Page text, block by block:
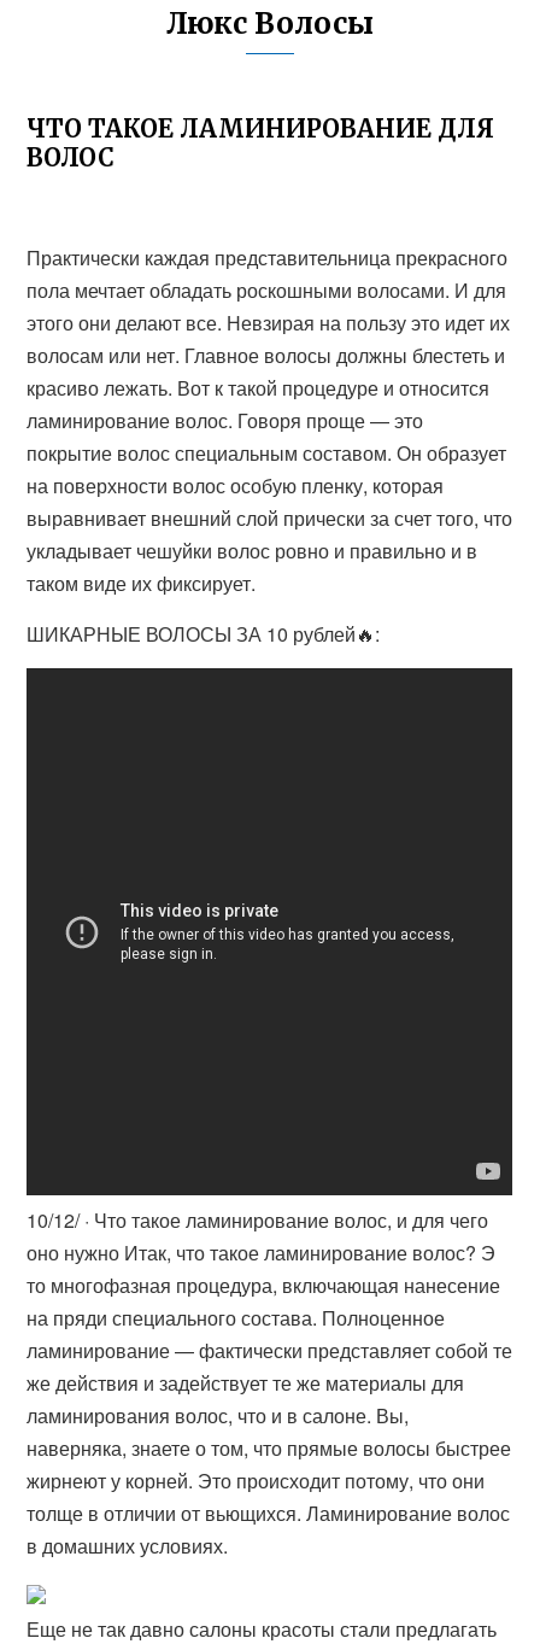
Люкс Волосы
ЧТО ТАКОЕ ЛАМИНИРОВАНИЕ ДЛЯ
ВОЛОС
Практически каждая представительница прекрасного
пола мечтает обладать роскошными волосами. И для
этого они делают все. Невзирая на пользу это идет их
волосам или нет. Главное волосы должны блестеть и
красиво лежать. Вот к такой процедуре и относится
ламинирование волос. Говоря проще — это
покрытие волос специальным составом. Он образует
на поверхности волос особую пленку, которая
выравнивает внешний слой прически за счет того, что
укладывает чешуйки волос ровно и правильно и в
таком виде их фиксирует.
ШИКАРНЫЕ ВОЛОСЫ ЗА 10 рублей🔥:
10/12/ · Что такое ламинирование волос, и для чего
оно нужно Итак, что такое ламинирование волос? Э
то многофазная процедура, включающая нанесение
на пряди специального состава. Полноценное
ламинирование — фактически представляет собой те
же действия и задействует те же материалы для
ламинирования волос, что и в салоне. Вы,
наверняка, знаете о том, что прямые волосы быстрее
жирнеют у корней. Это происходит потому, что они
толще в отличии от вьющихся. Ламинирование волос
в домашних условиях.
Еще не так давно салоны красоты стали предлагать